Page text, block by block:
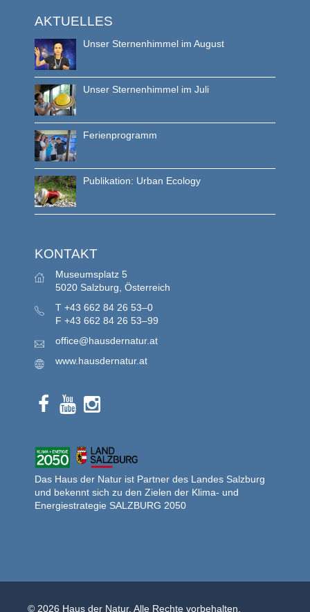
AKTUELLES
Unser Sternenhimmel im August
Unser Sternenhimmel im Juli
Ferienprogramm
Publikation: Urban Ecology
KONTAKT
Museumsplatz 5
5020 Salzburg, Österreich
T +43 662 84 26 53–0
F +43 662 84 26 53–99
office@hausdernatur.at
www.hausdernatur.at
Das Haus der Natur ist Partner des Landes Salzburg
und bekennt sich zu den Zielen der Klima- und
Energiestrategie SALZBURG 2050
© 2026 Haus der Natur. Alle Rechte vorbehalten.